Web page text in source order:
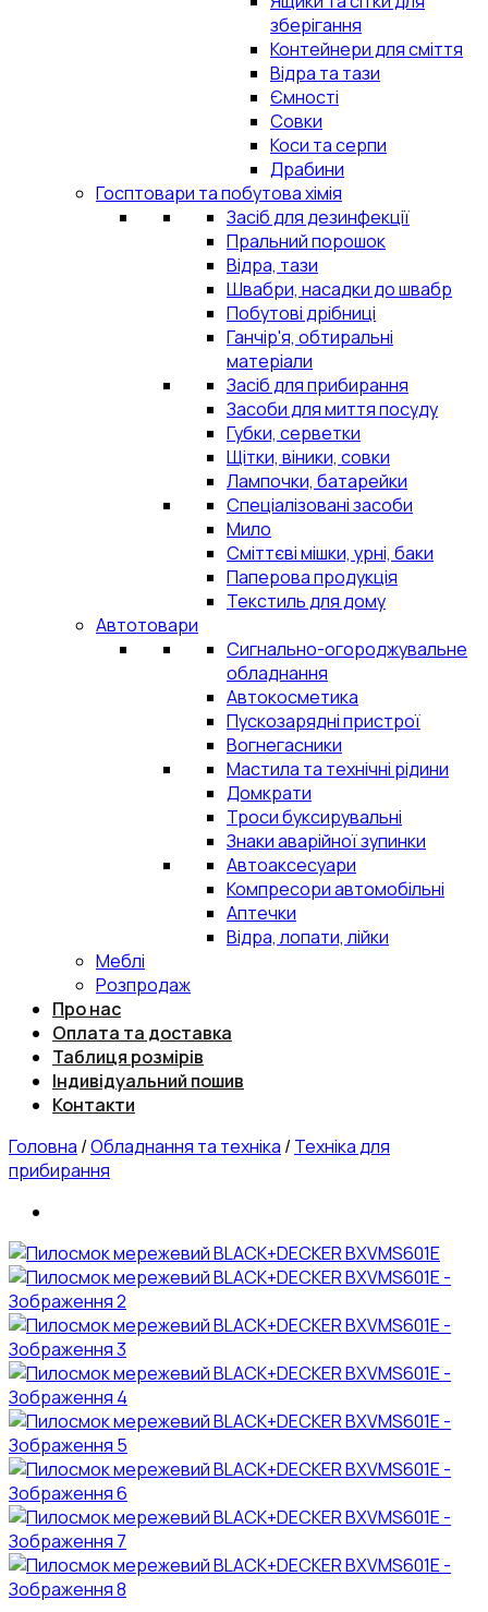
зберігання
Контейнери для сміття
Відра та тази
Ємності
Совки
Коси та серпи
Драбини
Госптовари та побутова хімія
Засіб для дезинфекції
Пральний порошок
Відра, тази
Швабри, насадки до швабр
Побутові дрібниці
Ганчір'я, обтиральні
матеріали
Засіб для прибирання
Засоби для миття посуду
Губки, серветки
Щітки, віники, совки
Лампочки, батарейки
Спеціалізовані засоби
Мило
Сміттєві мішки, урні, баки
Паперова продукція
Текстиль для дому
Автотовари
Сигнально-огороджувальне
обладнання
Автокосметика
Пускозарядні пристрої
Вогнегасники
Мастила та технічні рідини
Домкрати
Троси буксирувальні
Знаки аварійної зупинки
Автоаксесуари
Компресори автомобільні
Аптечки
Відра, лопати, лійки
Меблі
Розпродаж
Про нас
Оплата та доставка
Таблиця розмірів
Індивідуальний пошив
Контакти
Головна /Обладнання та техніка /Техніка для
прибирання